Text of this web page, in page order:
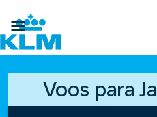

Voos para